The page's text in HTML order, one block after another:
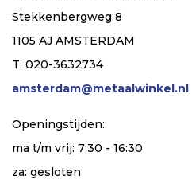
Stekkenbergweg 8
1105 AJ AMSTERDAM
T: 020-3632734
amsterdam@metaalwinkel.nl
Openingstijden:
ma t/m vrij: 7:30 - 16:30
za: gesloten